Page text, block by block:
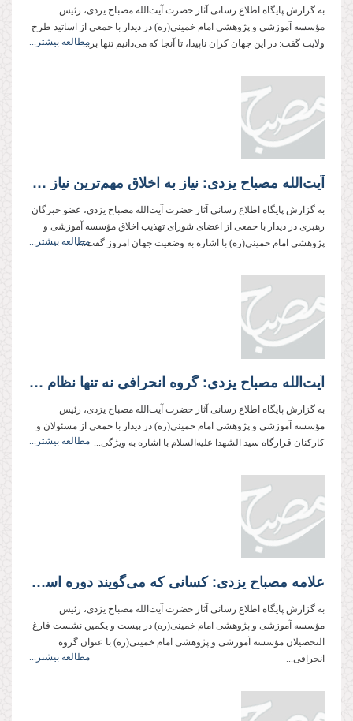
به گزارش پایگاه اطلاع رسانی آثار حضرت آیت‌الله مصباح یزدی، رئیس
مؤسسه آموزشی و پژوهشی امام خمینی(ره) در دیدار با جمعی از اساتید طرح
ولایت گفت: در این جهان كران ناپیدا، تا آنجا که می‌دانیم تنها بر...مطالعه بیشتر...
آیت‌الله مصباح یزدی: نیاز به اخلاق مهم‌ترین نیاز جامعه است
به گزارش پایگاه اطلاع رسانی آثار حضرت آیت‌الله مصباح یزدی، عضو خبرگان
رهبری در دیدار با جمعی از اعضای شورای تهذیب اخلاق مؤسسه آموزشی و
پژوهشی امام خمینی(ره) با اشاره به وضعیت جهان امروز گفت:...مطالعه بیشتر...
آیت‌الله مصباح یزدی: گروه انحرافی نه تنها نظام اسلامی، بلكه اساس اسلام را تهدید می‌كند
به گزارش پایگاه اطلاع رسانی آثار حضرت آیت‌الله مصباح یزدی، رئیس
مؤسسه آموزشی و پژوهشی امام خمینی(ره) در دیدار با جمعی از مسئولان و
کارکنان قرارگاه سید الشهدا علیه‌السلام با اشاره به ویژگی... مطالعه بیشتر...
علامه مصباح یزدی: كسانی كه می‌گویند دوره اسلام‌گرائی به پایان رسیده با اسلامیت نظام مخالفند
به گزارش پایگاه اطلاع رسانی آثار حضرت آیت‌الله مصباح یزدی، رئیس
مؤسسه آموزشی و پژوهشی امام خمینی(ره) در بیست و یكمین نشست فارغ
التحصیلان مؤسسه آموزشی و پژوهشی امام خمینی(ره) با عنوان گروه
انحرافی...
مطالعه بیشتر...